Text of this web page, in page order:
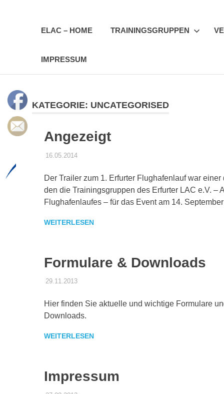
Erfurter
e.V.
ELAC – HOME TRAININGSGRUPPEN
IMPRESSUM
KATEGORIE: UNCATEGORISED
Angezeigt
16.05.2014ELACEV
UNCATEGORISED
Der Trailer zum 1. Erfurter Flughafenlauf war einer
den die Trainingsgruppen des Erfurter LAC e.V. –
Flughafenlaufes – für das Event am 14.
WEITERLESEN
Formulare & Downloads
29.11.2013ELACEV
UNCATEGORISED
Hier finden Sie aktuelle und wichtige Formulare
Downloads.
WEITERLESEN
Impressum